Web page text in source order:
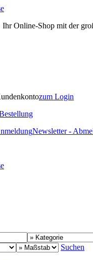
Ihr Online-Shop mit der
zum Login
Newsletter -
Suchen